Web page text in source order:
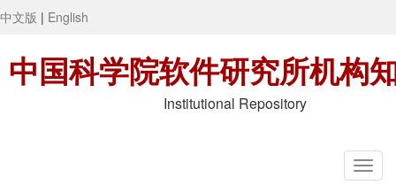
中文版 | English
中国科学院软件研究所机构
Institutional Repository